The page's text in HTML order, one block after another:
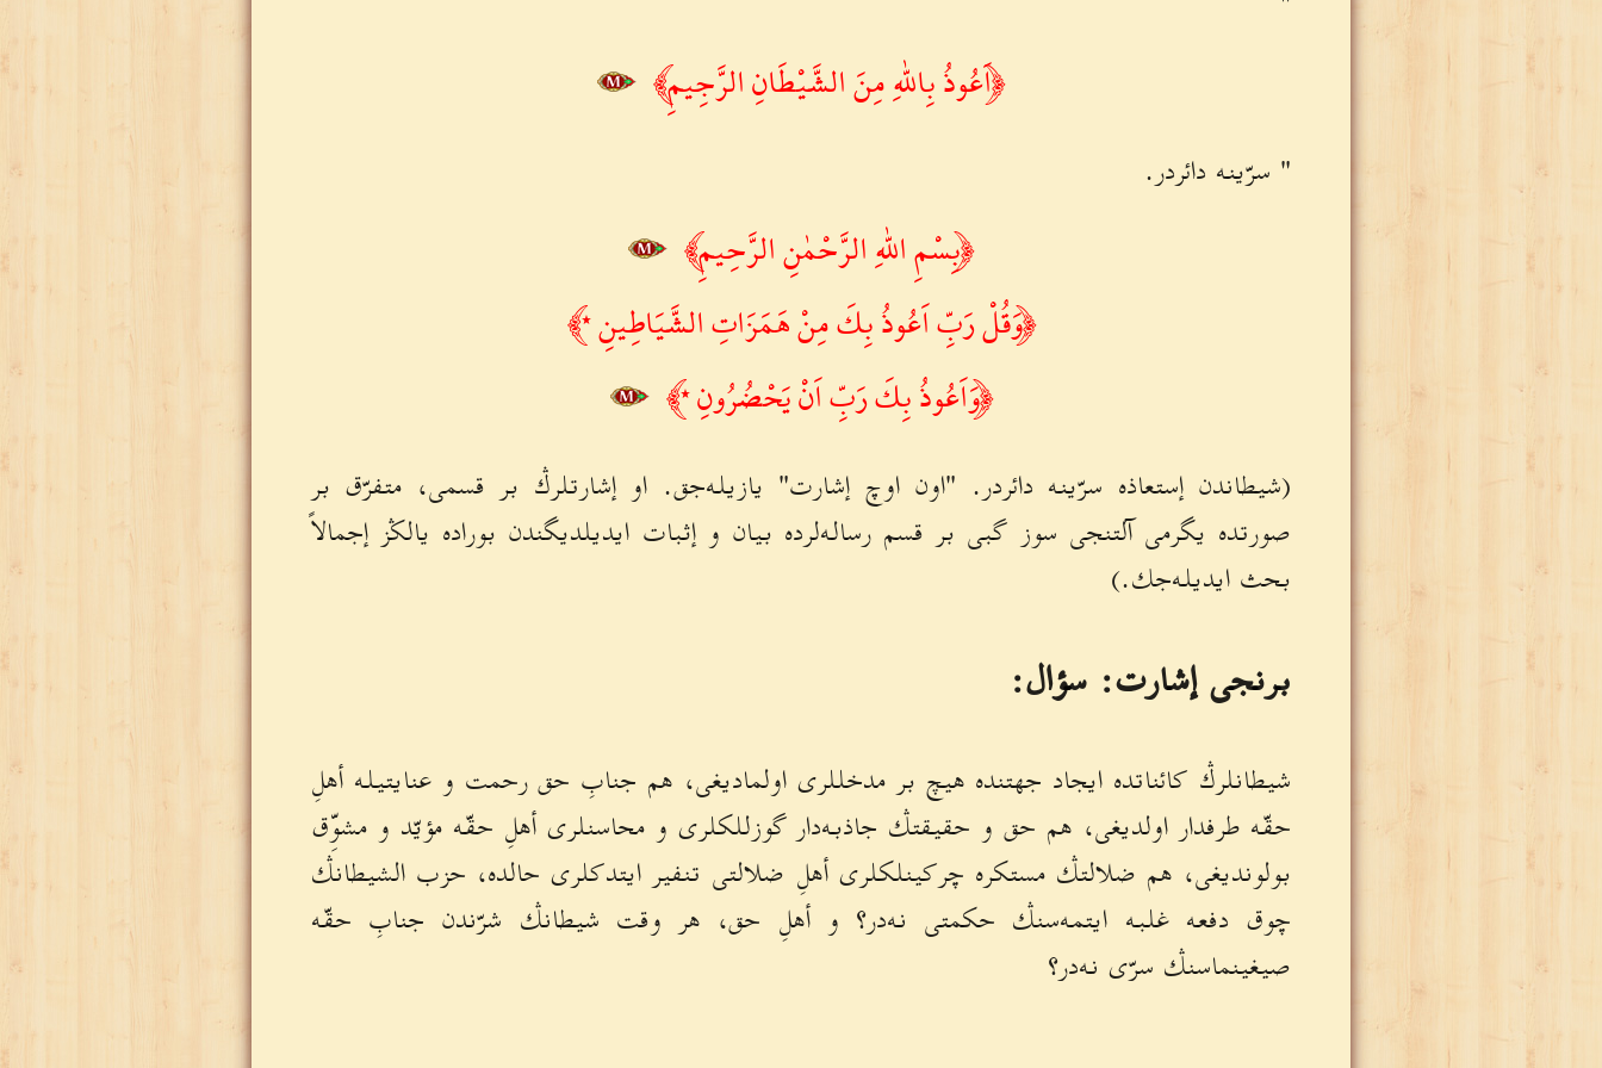
﴿اَعُوذُ بِاللّٰهِ مِنَ الشَّيْطَانِ الرَّجِيمِ﴾
" سرّينه دائردر.
﴿بِسْمِ اللّٰهِ الرَّحْمٰنِ الرَّحِيمِ﴾
﴿وَقُلْ رَبِّ اَعُوذُ بِكَ مِنْ هَمَزَاتِ الشَّيَاطِينِ ٭﴾
﴿وَاَعُوذُ بِكَ رَبِّ اَنْ يَحْضُرُونِ ٭﴾
(شيطاندن إستعاذه سرّينه دائردر. "اون اوچ إشارت" يازيله‌جق. او إشارتلرڭ بر قسمى، متفرّق بر
صورتده يگرمى آلتنجى سوز گبى بر قسم رساله‌لرده بيان و إثبات ايديلديگندن بوراده يالڭز إجمالاً
بحث ايديله‌جك.)
برنجى إشارت: سؤال:
شيطانلرڭ كائناتده ايجاد جهتنده هيچ بر مدخللرى اولماديغى، هم جنابِ حق رحمت و عنايتيله أهلِ
حقّه طرفدار اولديغى، هم حق و حقيقتڭ جاذبه‌دار گوزللكلرى و محاسنلرى أهلِ حقّه مؤيّد و مشوِّق
بولونديغى، هم ضلالتڭ مستكره چركينلكلرى أهلِ ضلالتى تنفير ايتدكلرى حالده، حزب الشيطانڭ
چوق دفعه غلبه ايتمه‌سنڭ حكمتى نه‌در؟ و أهلِ حق، هر وقت شيطانڭ شرّندن جنابِ حقّه
صيغينماسنڭ سرّى نه‌در؟